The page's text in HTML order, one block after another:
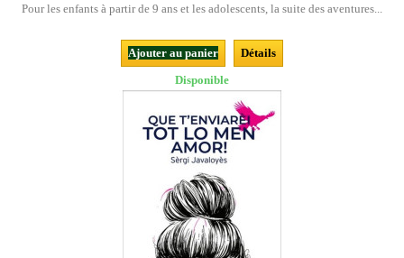
Pour les enfants à partir de 9 ans et les adolescents, la suite des aventures...
Ajouter au panier
Détails
Disponible